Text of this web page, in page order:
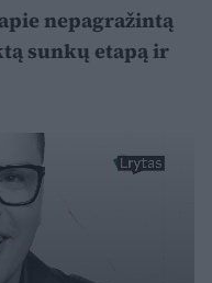
nepagražintą
sunkų etapą ir